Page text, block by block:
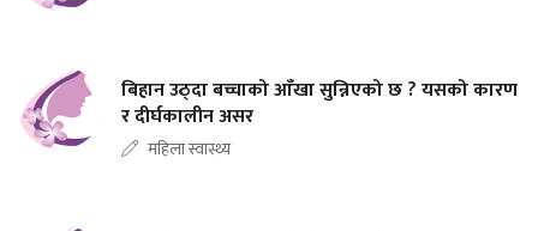
बिहान उठ्दा बच्चाको आँखा सुन्निएको छ ? यसको कारण
र दीर्घकालीन असर
महिला स्वास्थ्य